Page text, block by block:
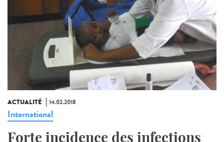
ACTUALITÉ 14.02.2018
International
Forte incidence des infections